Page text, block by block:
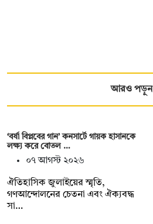
আরও পড়ুন
‘বর্ষা বিপ্লবের গান’ কনসার্টে গায়ক হাসানকে
লক্ষ্য করে বোতল …
০৭ আগস্ট ২০২৬
ঐতিহাসিক জুলাইয়ের স্মৃতি,
গণআন্দোলনের চেতনা এবং ঐক্যবদ্ধ
সা…